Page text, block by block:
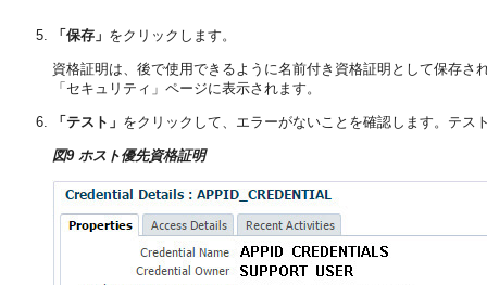
「保存」 をクリックします。
資格証明は、後で使用できるように名前付き資格証明として保存
「セキュリティ」ページに表示されます。
「テスト」 をクリックして、エラーがないことを確認します。テ
図9 ホスト優先資格証明